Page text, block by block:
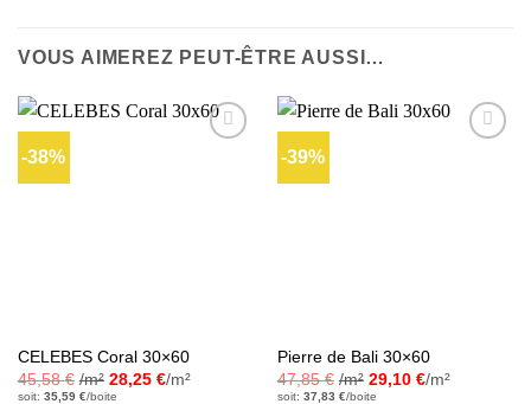
VOUS AIMEREZ PEUT-ÊTRE AUSSI…
-38%
CELEBES Coral 30×60
45,58€ /m² 28,25 €/m²
soit: 35,59 €/boite
-39%
Pierre de Bali 30×60
47,85€ /m² 29,10 €/m²
soit: 37,83 €/boite